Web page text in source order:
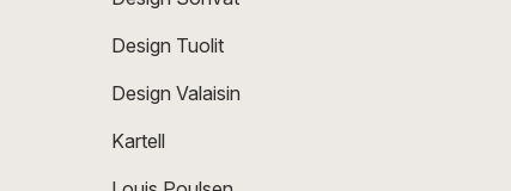
Design Tuolit
Design Valaisin
Kartell